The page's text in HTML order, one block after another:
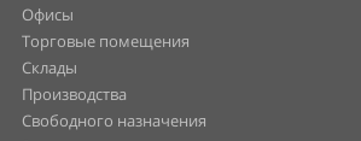
Офисы
Торговые помещения
Склады
Производства
Свободного назначения